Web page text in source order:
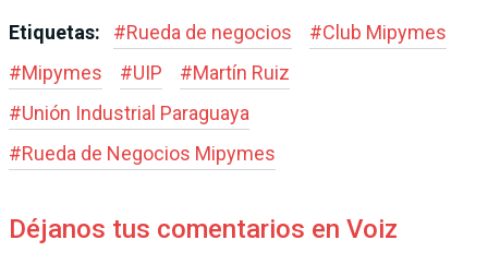
Etiquetas: #Rueda de negocios #Club Mipymes
#Mipymes #UIP #Martín Ruiz
#Unión Industrial Paraguaya
#Rueda de Negocios Mipymes
Déjanos tus comentarios en Voiz